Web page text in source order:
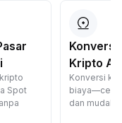
Spot
Kripto
Konversi
dan mudah.